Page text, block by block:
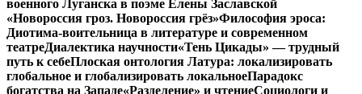
военного Луганска в поэме Елены Заславской
«Новороссия гроз. Новороссия грёз»Философия эроса:
Диотима-воительница в литературе и современном
театреДиалектика научности«Тень Цикады» — трудный
путь к себеПлоская онтология Латура: локализировать
глобальное и глобализировать локальноеПарадокс
богатства на Западе«Разделение» и чтениеСоциологи и